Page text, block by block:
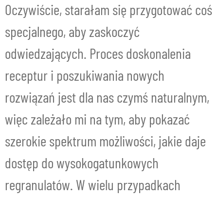
Oczywiście, starałam się przygotować coś
specjalnego, aby zaskoczyć
odwiedzających. Proces doskonalenia
receptur i poszukiwania nowych
rozwiązań jest dla nas czymś naturalnym,
więc zależało mi na tym, aby pokazać
szerokie spektrum możliwości, jakie daje
dostęp do wysokogatunkowych
regranulatów. W wielu przypadkach